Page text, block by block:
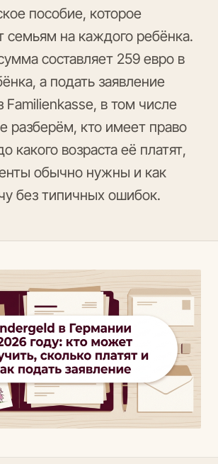
пособие, которое
семьям на каждого ребёнка.
составляет 259 евро в
а подать заявление
в том числе
разберём, кто имеет право
какого возраста её платят,
обычно нужны и как
без типичных ошибок.